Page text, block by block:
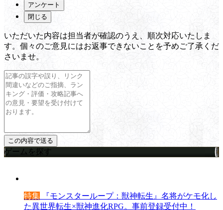
アンケート
閉じる
いただいた内容は担当者が確認のうえ、順次対応いたしま
す。個々のご意見にはお返事できないことを予めご了承くだ
さいませ。
ゲームを探す
特集 『モンスターループ：獣神転生』名将がケモ化し
た異世界転生×獣神進化RPG。事前登録受付中！